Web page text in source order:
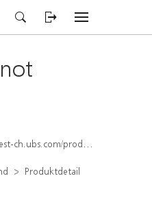
produkt/detail/index/isin/CH1570485099
Produktdetail